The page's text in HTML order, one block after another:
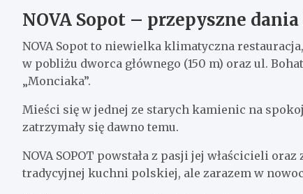
NOVA Sopot – przepyszne
NOVA Sopot to niewielka klimatyczna
w pobliżu dworca głównego (150 m) oraz ul.
„Monciaka”.
Mieści się w jednej ze starych kamienic na
zatrzymały się dawno temu.
NOVA SOPOT powstała z pasji jej właścicieli
tradycyjnej kuchni polskiej, ale zarazem w